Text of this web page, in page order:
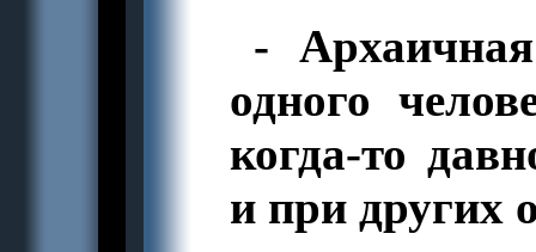
-
одного
когда-то
и при других